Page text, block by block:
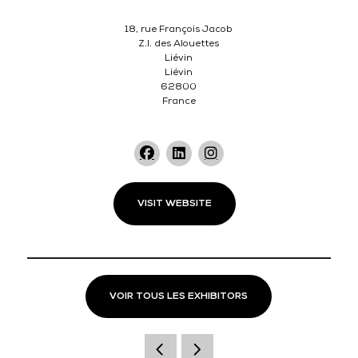
18, rue François Jacob
Z.I. des Alouettes
Liévin
Liévin
62800
France
VISIT WEBSITE
VOIR TOUS LES EXHIBITORS